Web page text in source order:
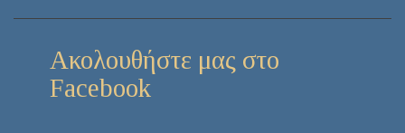
Ακολουθήστε μας στο
Facebook